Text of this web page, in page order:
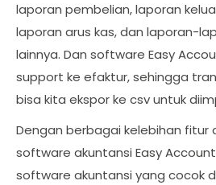
laporan pembelian, laporan
laporan arus kas, dan laporan-
lainnya. Dan software Easy
support ke efaktur, sehingga
bisa kita ekspor ke csv untuk
Dengan berbagai kelebihan fitur
software akuntansi Easy
software akuntansi yang cocok